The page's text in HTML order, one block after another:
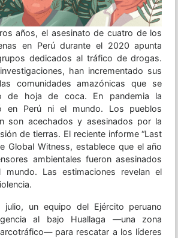
años, el asesinato de cuatro de los
en Perú durante el 2020 apunta
dedicados al tráfico de drogas.
han incrementado sus
comunidades amazónicas que se
de hoja de coca. En pandemia la
en Perú ni el mundo. Los pueblos
son acechados y asesinados por la
de tierras. El reciente informe “Last
Global Witness, establece que el año
ambientales fueron asesinados
Las estimaciones revelan el
un equipo del Ejército peruano
al bajo Huallaga —una zona
para rescatar a los líderes